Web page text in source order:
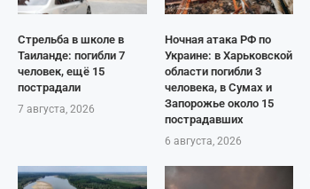
Стрельба в школе в
Таиланде: погибли 7
человек, ещё 15
пострадали
7 августа, 2026
Ночная атака РФ по
Украине: в Харьковской
области погибли 3
человека, в Сумах и
Запорожье около 15
пострадавших
6 августа, 2026